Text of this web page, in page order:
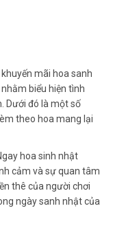
khuyến mãi hoa sanh
biểu hiện tình
Dưới đó là một số
theo hoa mang lại
hoa sinh nhật
cảm và sự quan tâm
thê của người chơi
ngày sanh nhật của